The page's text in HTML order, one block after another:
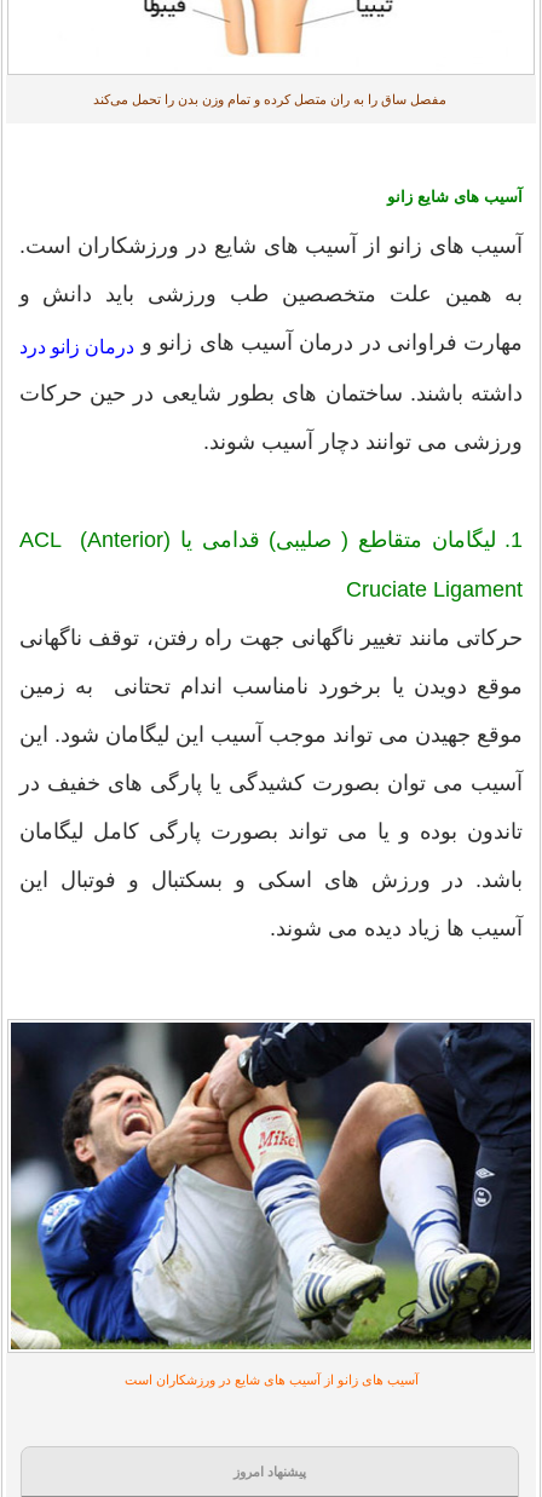
مفصل ساق را به ران متصل کرده و تمام وزن بدن را تحمل می‌کند
آسیب های شایع زانو
آسیب های زانو از آسیب های شایع در ورزشکاران است.
به همین علت متخصصین طب ورزشی باید دانش و
مهارت فراوانی در درمان آسیب های زانو و درمان زانو درد
داشته باشند. ساختمان های بطور شایعی در حین حرکات
ورزشی می توانند دچار آسیب شوند.
1. لیگامان متقاطع ( صلیبی) قدامی یا (ACL (Anterior
Cruciate Ligament
حرکاتی مانند تغییر ناگهانی جهت راه رفتن، توقف ناگهانی
موقع دویدن یا برخورد نامناسب اندام تحتانی به زمین
موقع جهیدن می تواند موجب آسیب این لیگامان شود. این
آسیب می توان بصورت کشیدگی یا پارگی های خفیف در
تاندون بوده و یا می تواند بصورت پارگی کامل لیگامان
باشد. در ورزش های اسکی و بسکتبال و فوتبال این
آسیب ها زیاد دیده می شوند.
آسیب های زانو از آسیب های شایع در ورزشکاران است
پیشنهاد امروز